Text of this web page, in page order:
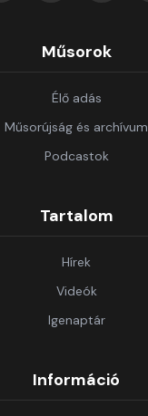
Műsorok
Élő adás
Műsorújság és archívum
Podcastok
Tartalom
Hírek
Videók
Igenaptár
Információ